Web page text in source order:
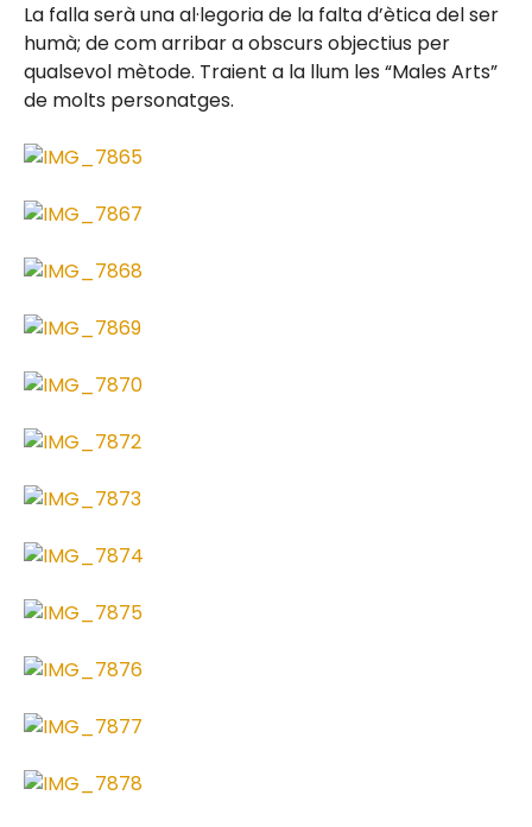
La falla serà una al·legoria de la falta d’ètica del ser
humà; de com arribar a obscurs objectius per
qualsevol mètode. Traient a la llum les “Males Arts”
de molts personatges.